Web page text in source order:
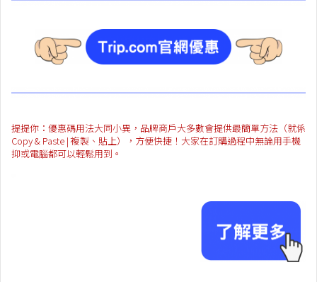
提提你：優惠碼用法大同小異，品牌商戶大多數會提供最簡單方法（就係
Copy & Paste | 複製、貼上），方便快捷！大家在訂購過程中無論用手機
抑或電腦都可以輕鬆用到。